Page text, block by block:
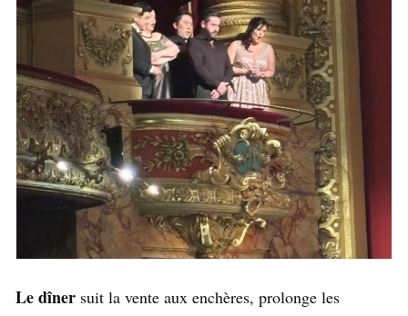
Le dîner suit la vente aux enchères, prolonge les